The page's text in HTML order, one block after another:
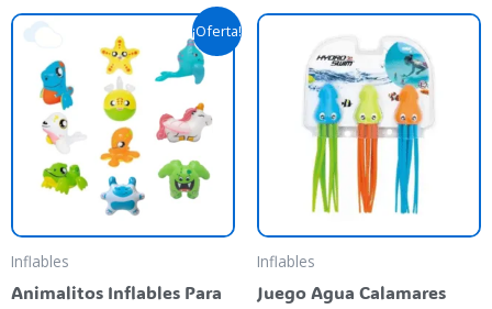
¡Oferta!
Inflables
Animalitos Inflables Para
El
precio
original
era:
$ 5.200,00.
El
precio
actual
es:
$ 4.990,00.
Inflables
Juego Agua Calamares